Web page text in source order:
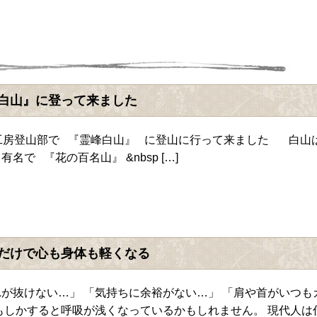
山』に登って来ました
房登山部で 『霊峰白山』 に登山に行って来ました 白山
有名で 『花の百名山』 &nbsp […]
けで心も身体も軽くなる
抜けない…」 「気持ちに余裕がない…」 「肩や首がいつも
かすると呼吸が浅くなっているかもしれません。 現代人は